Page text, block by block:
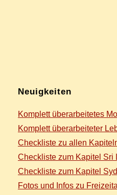
Neu­ig­kei­ten
Kom­plett über­ar­bei­te­tes
Kom­plett über­ar­bei­te­ter
Check­lis­te zu al­len
Check­lis­te zum Ka­pi­tel Sri
Check­lis­te zum Ka­pi­tel
Fo­tos und In­fos zu